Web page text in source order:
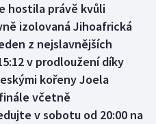
hostila právě kvůli
izolovaná Jihoafrická
z nejslavnějších
v prodloužení díky
kořeny Joela
včetně
v sobotu od 20:00 na